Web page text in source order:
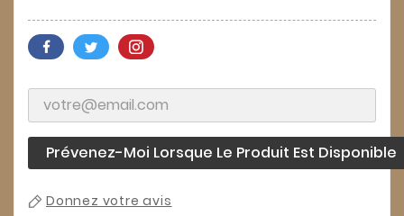
Prévenez-Moi Lorsque Le Produit Est Disponible
Donnez votre avis